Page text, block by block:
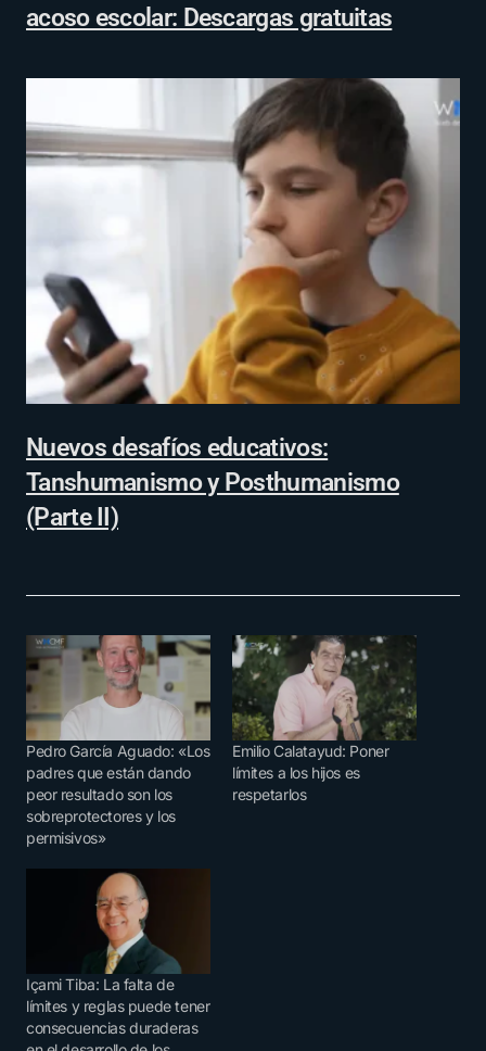
acoso escolar: Descargas gratuitas
Nuevos desafíos educativos:
Tanshumanismo y Posthumanismo
(Parte II)
Pedro García Aguado: «Los
padres que están dando
peor resultado son los
sobreprotectores y los
permisivos»
Emilio Calatayud: Poner
límites a los hijos es
respetarlos
Içami Tiba: La falta de
límites y reglas puede tener
consecuencias duraderas